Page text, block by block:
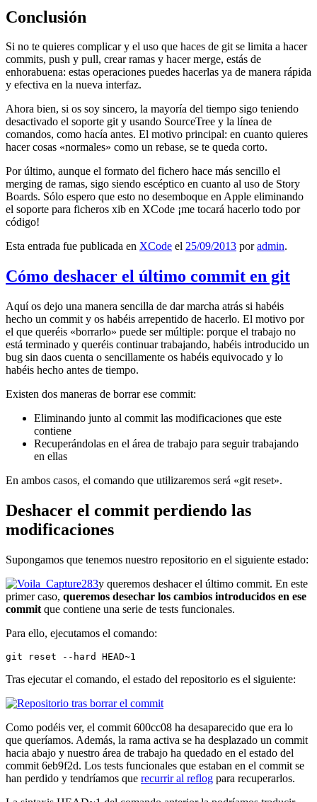
Conclusión
Si no te quieres complicar y el uso que haces de git se limita a hacer
commits, push y pull, crear ramas y hacer merge, estás de
enhorabuena: estas operaciones puedes hacerlas ya de manera rápida
y efectiva en la nueva interfaz.
Ahora bien, si os soy sincero, la mayoría del tiempo sigo teniendo
desactivado el soporte git y usando SourceTree y la línea de
comandos, como hacía antes. El motivo principal: en cuanto quieres
hacer cosas «normales» como un rebase, se te queda corto.
Por último, aunque el formato del fichero hace más sencillo el
merging de ramas, sigo siendo escéptico en cuanto al uso de Story
Boards. Sólo espero que esto no desemboque en Apple eliminando
el soporte para ficheros xib en XCode ¡me tocará hacerlo todo por
código!
Esta entrada fue publicada en XCode el 25/09/2013 poradmin.
Cómo deshacer el último commit en git
Aquí os dejo una manera sencilla de dar marcha atrás si habéis
hecho un commit y os habéis arrepentido de hacerlo. El motivo por
el que queréis «borrarlo» puede ser múltiple: porque el trabajo no
está terminado y queréis continuar trabajando, habéis introducido un
bug sin daos cuenta o sencillamente os habéis equivocado y lo
habéis hecho antes de tiempo.
Existen dos maneras de borrar ese commit:
Eliminando junto al commit las modificaciones que este
contiene
Recuperándolas en el área de trabajo para seguir trabajando
en ellas
En ambos casos, el comando que utilizaremos será «git reset».
Deshacer el commit perdiendo las
modificaciones
Supongamos que tenemos nuestro repositorio en el siguiente estado:
y queremos deshacer el último commit. En este
primer caso, queremos desechar los cambios introducidos en ese
commit que contiene una serie de tests funcionales.
Para ello, ejecutamos el comando:
git reset --hard HEAD~1
Tras ejecutar el comando, el estado del repositorio es el siguiente:
Como podéis ver, el commit 600cc08 ha desaparecido que era lo
que queríamos. Además, la rama activa se ha desplazado un commit
hacia abajo y nuestro área de trabajo ha quedado en el estado del
commit 6eb9f2d. Los tests funcionales que estaban en el commit se
han perdido y tendríamos que recurrir al reflog para recuperarlos.